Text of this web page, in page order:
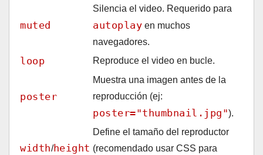
muted
Silencia el video. Requerido para
autoplay en muchos
navegadores.
loop Reproduce el video en bucle.
poster
Muestra una imagen antes de la
reproducción (ej:
poster="thumbnail.jpg").
width/height
Define el tamaño del reproductor
(recomendado usar CSS para